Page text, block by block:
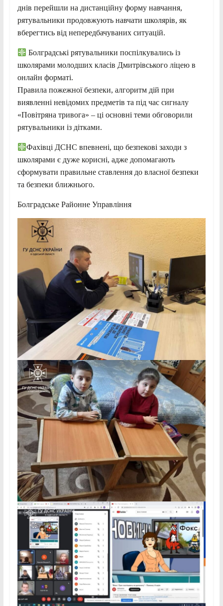
днів перейшли на дистанційну форму навчання,
рятувальники продовжують навчати школярів, як
вберегтись від непередбачуваних ситуацій.
Болградські рятувальники поспілкувались із
школярами молодших класів Дмитрівського ліцею в
онлайн форматі.
Правила пожежної безпеки, алгоритм дій при
виявленні невідомих предметів та під час сигналу
«Повітряна тривога» – ці основні теми обговорили
рятувальники із дітками.
Фахівці ДСНС впевнені, що безпекові заходи з
школярами є дуже корисні, адже допомагають
сформувати правильне ставлення до власної безпеки
та безпеки ближнього.
Болградське Районне Управління